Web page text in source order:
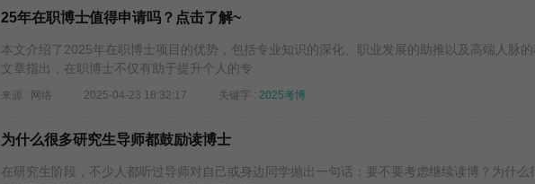
25年在职博士值得申请吗？点击了解~
本文介绍了2025年在职博士项目的优势，包括专业知识的深化、职业发展的助推以及高端人脉的
文章指出，在职博士不仅有助于提升个人的专
来源 : 网络 2025-04-23 18:32:17 关键字 : 2025考博
为什么很多研究生导师都鼓励读博士
在研究生阶段，不少人都听过导师对自己或身边同学抛出一句话：要不要考虑继续读博？为什么